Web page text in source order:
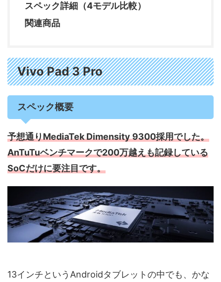
スペック詳細（4モデル比較）
関連商品
Vivo Pad 3 Pro
スペック概要
予想通りMediaTek Dimensity 9300採用でした。
AnTuTuベンチマークで200万越えも記録している
SoCだけに要注目です。
13インチというAndroidタブレットの中でも、かな